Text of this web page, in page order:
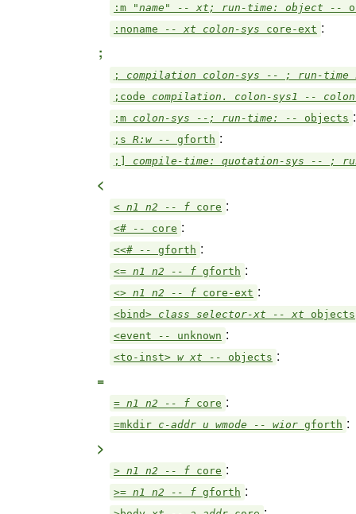
:m "name" -- xt; run-time: object --
:noname
-- xt colon-sys core-ext :
;
; compilation colon-sys -- ; run-time
;code compilation. colon-sys1 --
;m colon-sys --; run-time: -- objects :
;s R:w -- gforth :
;] compile-time: quotation-sys -- ;
<
< n1 n2 -- f core :
<# -- core :
<<# -- gforth :
<= n1 n2 -- f gforth :
<> n1 n2 -- f core-ext :
<bind> class selector-xt -- xt objects
<event
-- unknown :
<to-inst> w xt -- objects :
=
= n1 n2 -- f core :
=mkdir c-addr u wmode -- wior gforth :
>
> n1 n2 -- f core :
>= n1 n2 -- f gforth :